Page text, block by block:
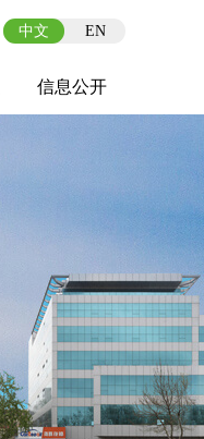
中文 EN
信息公开